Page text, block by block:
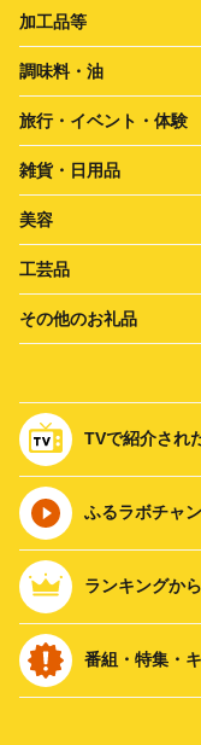
加工品等
調味料・油
旅行・イベント・体験
雑貨・日用品
美容
工芸品
その他のお礼品
TVで紹介され
ふるラボチャ
ランキングか
番組・特集・